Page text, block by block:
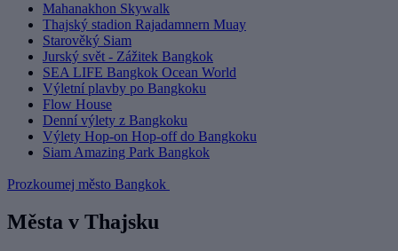
Mahanakhon Skywalk
Thajský stadion Rajadamnern Muay
Starověký Siam
Jurský svět - Zážitek Bangkok
SEA LIFE Bangkok Ocean World
Výletní plavby po Bangkoku
Flow House
Denní výlety z Bangkoku
Výlety Hop-on Hop-off do Bangkoku
Siam Amazing Park Bangkok
Prozkoumej město Bangkok
Města v Thajsku